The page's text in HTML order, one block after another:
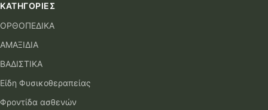
ΚΑΤΗΓΟΡΊΕΣ
ΟΡΘΟΠΕΔΙΚΑ
ΑΜΑΞΙΔΙΑ
ΒΑΔΙΣΤΙΚΑ
Είδη Φυσικοθεραπείας
Φροντίδα ασθενών